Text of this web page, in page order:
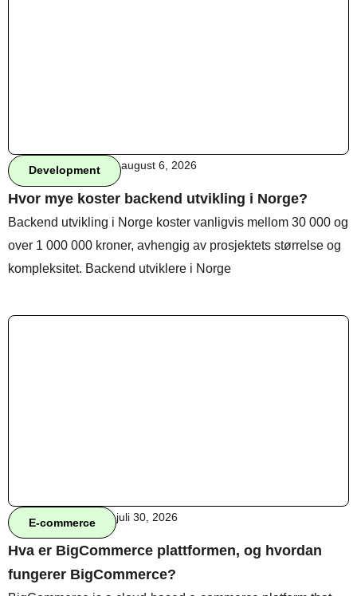
Development august 6, 2026
Hvor mye koster backend utvikling i Norge?
Backend utvikling i Norge koster vanligvis mellom 30 000 og
over 1 000 000 kroner, avhengig av prosjektets størrelse og
kompleksitet. Backend utviklere i Norge
E-commerce juli 30, 2026
Hva er BigCommerce plattformen, og hvordan
fungerer BigCommerce?
For å gi best mulig opplevelse bruker vi